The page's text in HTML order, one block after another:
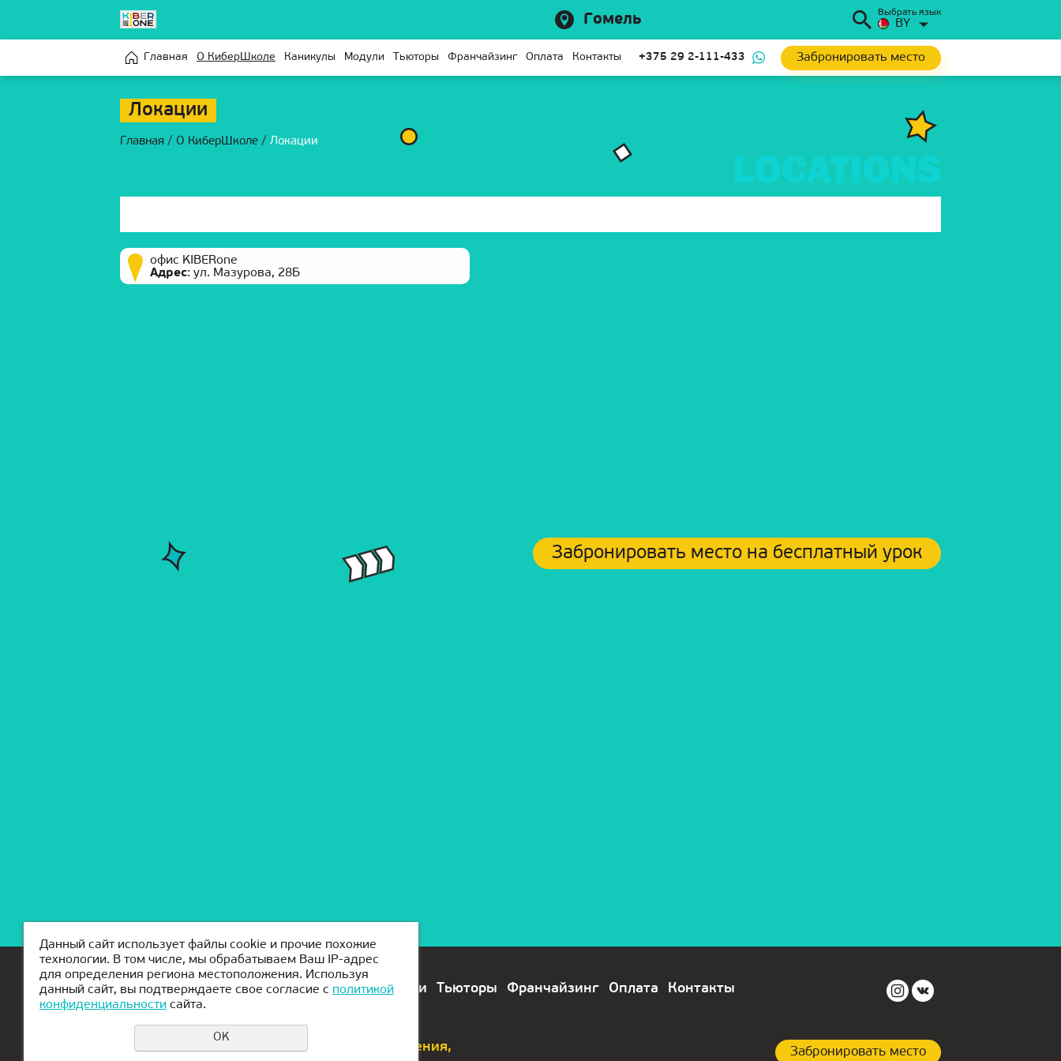
Гомель Выбрать язык
BY
Главная О КиберШколе Каникулы Модули Тьюторы Франчайзинг Оплата Контакты +375 29 2-111-433 Забронировать место
Локации
Главная / О КиберШколе / Локации
офис KIBERone
Адрес: ул. Мазурова, 28Б
Забронировать место на бесплатный урок
Главная О КиберШколе Каникулы Модули Тьюторы Франчайзинг Оплата Контакты
Еcли у вас возникли вопросы или предложения,
Забронировать место
Данный сайт использует файлы cookie и прочие похожие
технологии. В том числе, мы обрабатываем Ваш IP-адрес
для определения региона местоположения. Используя
данный сайт, вы подтверждаете свое согласие с политикой
конфиденциальности сайта.
OK